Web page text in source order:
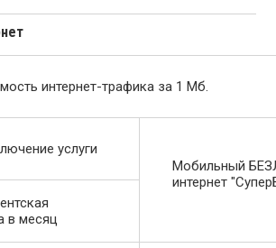
интернет-трафика за 1 Мб.
услуги
Мобильный
интернет
в месяц